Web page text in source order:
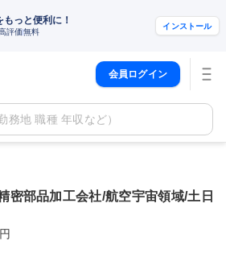
っと便利に！
評価無料
インストール
会員ログイン
務地 職種 年収など）
密部品加工会社/航空宇宙領域/土日